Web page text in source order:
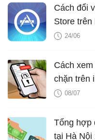
Cách đổi
Store trên
24/06
Cách
chặn trên
08/07
Tổng hợp
tại Hà Nội